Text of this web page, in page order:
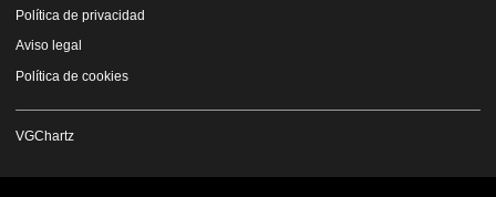
Política de privacidad
Aviso legal
Política de cookies
VGChartz